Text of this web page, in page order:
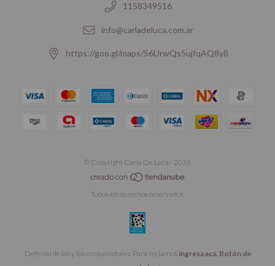
1158349516
info@carladeluca.com.ar
https://goo.gl/maps/S6UrwQs5ujfqAQ8y8
© Copyright Carla De Luca - 2026
Todos los derechos reservados.
Defensa de las y los consumidores. Para reclamos ingresá acá. Botón de